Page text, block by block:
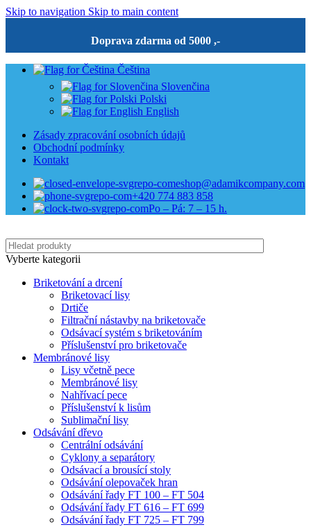
Skip to navigation Skip to main content
Doprava zdarma od 5000 ,-
Čeština
Slovenčina
Polski
English
Zásady zpracování osobních údajů
Obchodní podmínky
Kontakt
eshop@adamikcompany.com
+420 774 883 858
Po – Pá: 7 – 15 h.
Vyberte kategorii
Briketování a drcení
Briketovací lisy
Drtiče
Filtrační nástavby na briketovače
Odsávací systém s briketováním
Příslušenství pro briketovače
Membránové lisy
Lisy včetně pece
Membránové lisy
Nahřívací pece
Příslušenství k lisům
Sublimační lisy
Odsávání dřevo
Centrální odsávání
Cyklony a separátory
Odsávací a brousící stoly
Odsávání olepovaček hran
Odsávání řady FT 100 – FT 504
Odsávání řady FT 616 – FT 699
Odsávání řady FT 725 – FT 799